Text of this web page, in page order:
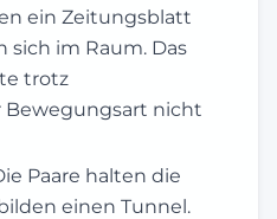
ein Zeitungsblatt
sich im Raum. Das
trotz
nicht
Paare halten die
einen Tunnel.